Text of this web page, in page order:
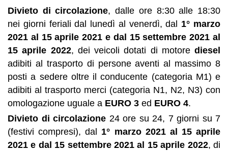
Divieto di circolazione, dalle ore 8:30 alle 18:30
nei giorni feriali dal lunedì al venerdì, dal 1° marzo
2021 al 15 aprile 2021 e dal 15 settembre 2021 al
15 aprile 2022, dei veicoli dotati di motore diesel
adibiti al trasporto di persone aventi al massimo 8
posti a sedere oltre il conducente (categoria M1) e
adibiti al trasporto merci (categoria N1, N2, N3) con
omologazione uguale a EURO 3 ed EURO 4.
Divieto di circolazione 24 ore su 24, 7 giorni su 7
(festivi compresi), dal 1° marzo 2021 al 15 aprile
2021 e dal 15 settembre 2021 al 15 aprile 2022, di